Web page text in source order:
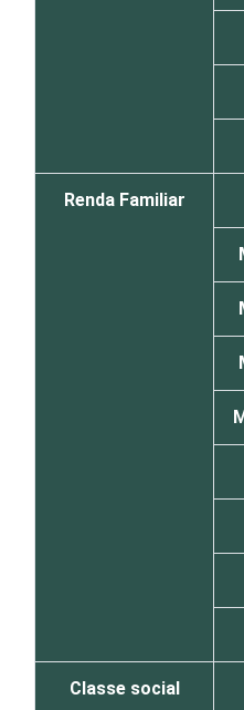
Renda Familiar
Classe social